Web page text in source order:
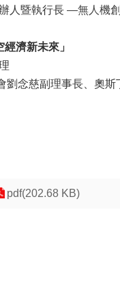
人暨執行長 —無人機
濟新未來」
劉念慈副理事長、奧
pdf(202.68 KB)